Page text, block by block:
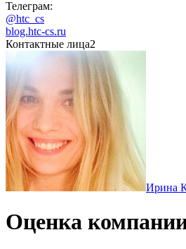
Телеграм:
@htc_cs
blog.htc-cs.ru
Контактные лица2
Ирина
Оценка